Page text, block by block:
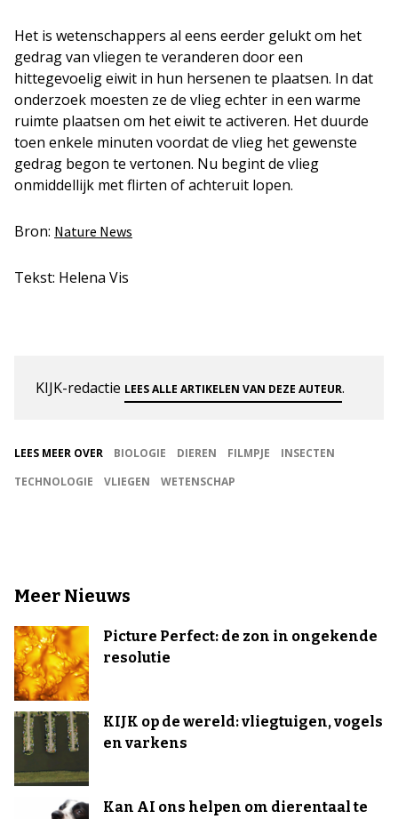
Het is wetenschappers al eens eerder gelukt om het
gedrag van vliegen te veranderen door een
hittegevoelig eiwit in hun hersenen te plaatsen. In dat
onderzoek moesten ze de vlieg echter in een warme
ruimte plaatsen om het eiwit te activeren. Het duurde
toen enkele minuten voordat de vlieg het gewenste
gedrag begon te vertonen. Nu begint de vlieg
onmiddellijk met flirten of achteruit lopen.
Bron: Nature News
Tekst: Helena Vis
KIJK-redactie LEES ALLE ARTIKELEN VAN DEZE AUTEUR.
LEES MEER OVER BIOLOGIE DIEREN FILMPJE
INSECTEN
TECHNOLOGIE
VLIEGEN WETENSCHAP
Meer Nieuws
Picture Perfect: de zon in ongekende
resolutie
KIJK op de wereld: vliegtuigen, vogels
en varkens
Kan AI ons helpen om dierentaal te